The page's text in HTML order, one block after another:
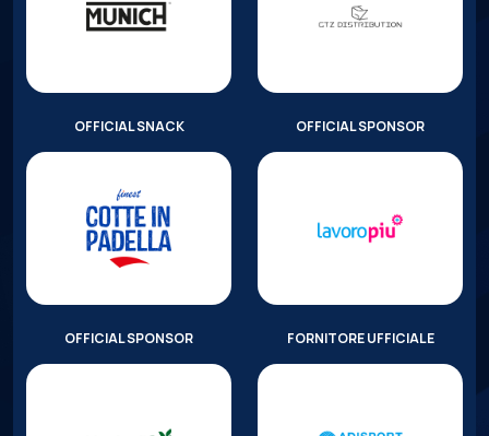
OFFICIAL SNACK OFFICIAL SPONSOR
OFFICIAL SPONSOR FORNITORE UFFICIALE